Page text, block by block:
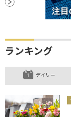
ランキング
デイリー